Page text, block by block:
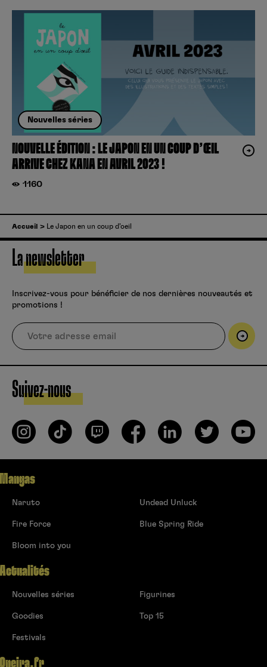
Nouvelles séries
NOUVELLE ÉDITION : LE JAPON EN UN COUP D’ŒIL
ARRIVE CHEZ KANA EN AVRIL 2023 !
1160
Accueil Le Japon en un coup d’oeil
La newsletter
Inscrivez-vous pour bénéficier de nos dernières nouveautés et
promotions !
Suivez-nous
Mangas
Naruto
Fire Force
Bloom into you
Undead Unluck
Blue Spring Ride
Actualités
Nouvelles séries
Goodies
Festivals
Figurines
Top 15
Oneira.fr